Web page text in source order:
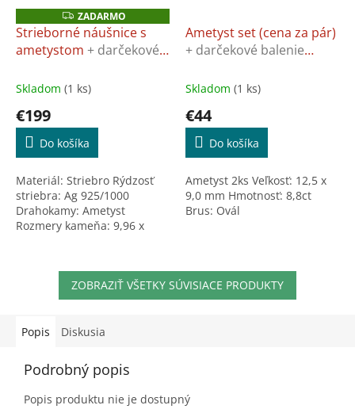
Z
A
D
A
O
ZADARMO
Strieborné náušnice s
ametystom + darčekové
Skladom (1 ks)
€199
Do košíka
Materiál: Striebro Rýdzosť
striebra: Ag 925/1000
Drahokamy: Ametyst
Rozmery kameňa: 9,96 x
mm Hmotnosť: 5,39g
Ametyst set (cena za pár)
+ darčekové balenie
Skladom (1 ks)
€44
Do košíka
Ametyst 2ks Veľkosť: 12,5 x
9,0 mm Hmotnosť: 8,8ct
Brus: Ovál
ZOBRAZIŤ VŠETKY SÚVISIACE PRODUKTY
Popis Diskusia
Podrobný popis
Popis produktu nie je dostupný